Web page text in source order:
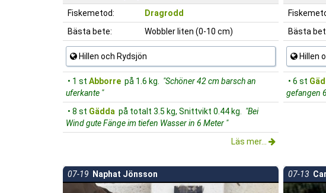
Fiskemetod:
Dragrodd
Bästa bete:
Wobbler liten (0-10 cm)
Hillen och Rydsjön
• 1 st Abborre på 1.6 kg.
"Schöner 42 cm barsch an
uferkante "
• 8 st Gädda på totalt 3.5 kg, Snittvikt 0.44 kg.
"Bei
Wind gute Fänge im tiefen Wasser in 6 Meter "
Läs mer...
Bästa
Hillen
• 6 st
gefangen
07-19 Naphat Jönsson 07-13